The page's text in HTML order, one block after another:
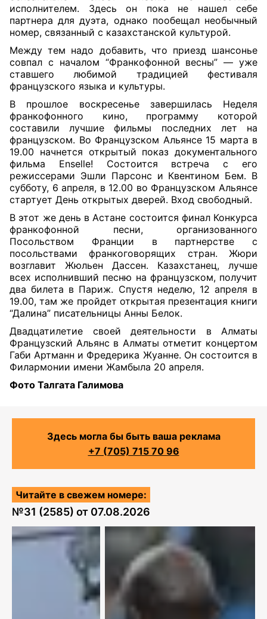
исполнителем. Здесь он пока не нашел себе
партнера для дуэта, однако пообещал необычный
номер, связанный с казахстанской культурой.
Между тем надо добавить, что приезд шансонье
совпал с началом “Франкофонной весны” — уже
ставшего любимой традицией фестиваля
французского языка и культуры.
В прошлое воскресенье завершилась Неделя
франкофонного кино, программу которой
составили лучшие фильмы последних лет на
французском. Во Французском Альянсе 15 марта в
19.00 начнется открытый показ документального
фильма Enselle! Состоится встреча с его
режиссерами Эшли Парсонс и Квентином Бем. В
субботу, 6 апреля, в 12.00 во Французском Альянсе
стартует День открытых дверей. Вход свободный.
В этот же день в Астане состоится финал Конкурса
франкофонной песни, организованного
Посольством Франции в партнерстве с
посольствами франкоговорящих стран. Жюри
возглавит Жюльен Дассен. Казахстанец, лучше
всех исполнивший песню на французском, получит
два билета в Париж. Спустя неделю, 12 апреля в
19.00, там же пройдет открытая презентация книги
“Далина” писательницы Анны Белок.
Двадцатилетие своей деятельности в Алматы
Французский Альянс в Алматы отметит концертом
Габи Артманн и Фредерика Жуанне. Он состоится в
Филармонии имени Жамбыла 20 апреля.
Фото Талгата Галимова
Здесь могла бы быть ваша реклама
+7 (705) 715 70 96
Читайте в свежем номере:
№31 (2585) от 07.08.2026